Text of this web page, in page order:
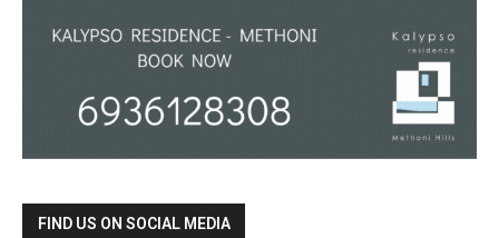
FIND US ON SOCIAL MEDIA